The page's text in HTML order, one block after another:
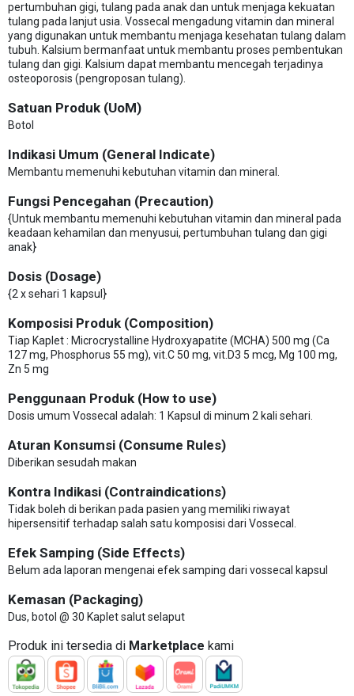
pertumbuhan gigi, tulang pada anak dan untuk menjaga kekuatan
tulang pada lanjut usia. Vossecal mengadung vitamin dan mineral
yang digunakan untuk membantu menjaga kesehatan tulang dalam
tubuh. Kalsium bermanfaat untuk membantu proses pembentukan
tulang dan gigi. Kalsium dapat membantu mencegah terjadinya
osteoporosis (pengroposan tulang).
Satuan Produk (UoM)
Botol
Indikasi Umum (General Indicate)
Membantu memenuhi kebutuhan vitamin dan mineral.
Fungsi Pencegahan (Precaution)
{Untuk membantu memenuhi kebutuhan vitamin dan mineral pada
keadaan kehamilan dan menyusui, pertumbuhan tulang dan gigi
anak}
Dosis (Dosage)
{2 x sehari 1 kapsul}
Komposisi Produk (Composition)
Tiap Kaplet : Microcrystalline Hydroxyapatite (MCHA) 500 mg (Ca
127 mg, Phosphorus 55 mg), vit.C 50 mg, vit.D3 5 mcg, Mg 100 mg,
Zn 5 mg
Penggunaan Produk (How to use)
Dosis umum Vossecal adalah: 1 Kapsul di minum 2 kali sehari.
Aturan Konsumsi (Consume Rules)
Diberikan sesudah makan
Kontra Indikasi (Contraindications)
Tidak boleh di berikan pada pasien yang memiliki riwayat
hipersensitif terhadap salah satu komposisi dari Vossecal.
Efek Samping (Side Effects)
Belum ada laporan mengenai efek samping dari vossecal kapsul
Kemasan (Packaging)
Dus, botol @ 30 Kaplet salut selaput
Produk ini tersedia di Marketplace kami